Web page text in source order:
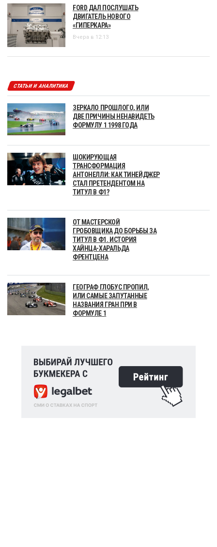
FORD ДАЛ ПОСЛУШАТЬ
ДВИГАТЕЛЬ НОВОГО
«ГИПЕРКАРА»
Вчера в 12:13
СТАТЬИ И АНАЛИТИКА
ЗЕРКАЛО ПРОШЛОГО, ИЛИ
ДВЕ ПРИЧИНЫ НЕНАВИДЕТЬ
ФОРМУЛУ 1 1998 ГОДА
ШОКИРУЮЩАЯ
ТРАНСФОРМАЦИЯ
АНТОНЕЛЛИ: КАК ТИНЕЙДЖЕР
СТАЛ ПРЕТЕНДЕНТОМ НА
ТИТУЛ В Ф1?
ОТ МАСТЕРСКОЙ
ГРОБОВЩИКА ДО БОРЬБЫ ЗА
ТИТУЛ В Ф1. ИСТОРИЯ
ХАЙНЦА-ХАРАЛЬДА
ФРЕНТЦЕНА
ГЕОГРАФ ГЛОБУС ПРОПИЛ,
ИЛИ САМЫЕ ЗАПУТАННЫЕ
НАЗВАНИЯ ГРАН ПРИ В
ФОРМУЛЕ 1